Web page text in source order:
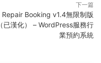
下一篇
Repair Booking v1.4無限制版
（已漢化） – WordPress服務行
業預約系統